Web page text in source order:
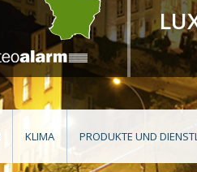
KLIMA PRODUKTE UND